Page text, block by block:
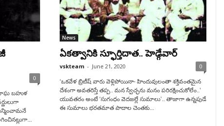
0
బహుళ
News
ఏకత్వానికి స్ఫూర్తిదాత.. హెడ్గేవార్
vskteam - June 21, 2020 0
‘ఒకవేళ బ్రిటీష్ వారు వెళ్లిపోయినా- హిందువులంతా శక్తివంతమైన
దేశంగా అవతరిస్తే తప్ప.. మన స్వేచ్ఛను మనం పరిరక్షించుకోలేం..’
యువతరం అంటే ‘సుగంధం వెదజల్లే సుమాలు’.. తాజాగా ఉన్నపుడే
ఈ సుమాలు భరతమాత పాదాల చెంతకు...